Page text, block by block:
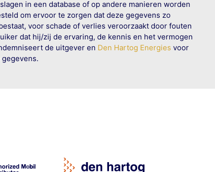
in een database of op andere manieren worden
om ervoor te zorgen dat deze gegevens zo
voor schade of verlies veroorzaakt door fouten
dat hij/zij de ervaring, de kennis en het vermogen
de uitgever en Den Hartog Energies voor